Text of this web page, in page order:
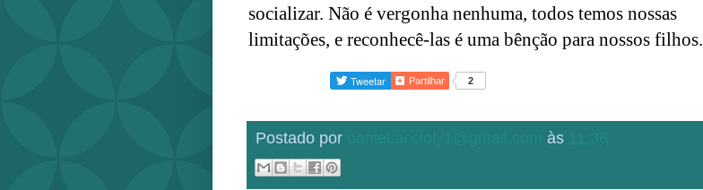
socializar. Não é vergonha nenhuma, todos temos nossas
limitações, e reconhecê-las é uma bênção para nossos filhos.
Partilhar 2
Postado por às